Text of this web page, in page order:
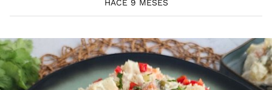
HACE 9 MESES